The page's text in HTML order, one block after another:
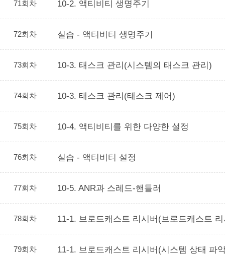
71회차 10-2. 액티비티 생명주기
72회차 실습 - 액티비티 생명주기
73회차 10-3. 태스크 관리(시스템의 태스크 관리)
74회차 10-3. 태스크 관리(태스크 제어)
75회차 10-4. 액티비티를 위한 다양한 설정
76회차 실습 - 액티비티 설정
77회차 10-5. ANR과 스레드-핸들러
78회차 11-1. 브로드캐스트 리시버(브로드캐스트
79회차 11-1. 브로드캐스트 리시버(시스템 상태 파